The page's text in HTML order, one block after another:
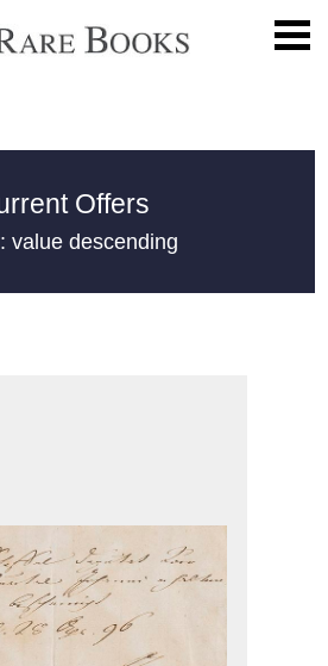
Offers
value descending